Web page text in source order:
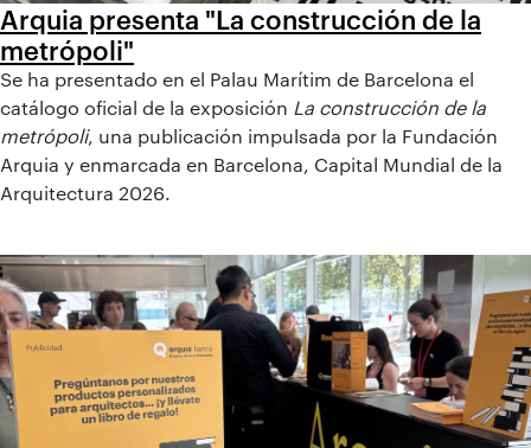
Arquia presenta "La construcción de la
metrópoli"
Se ha presentado en el Palau Marítim de Barcelona el
catálogo oficial de la exposición La construcción de la
metrópoli, una publicación impulsada por la Fundación
Arquia y enmarcada en Barcelona, Capital Mundial de la
Arquitectura 2026.